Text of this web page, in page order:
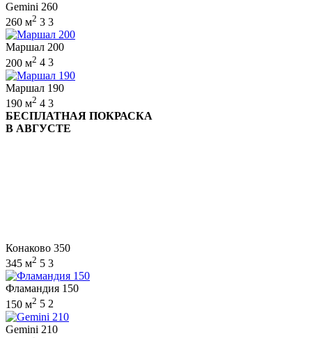
Gemini 260
260 м2 3 3
Маршал 200
200 м2 4 3
Маршал 190
190 м2 4 3
БЕСПЛАТНАЯ ПОКРАСКА
В АВГУСТЕ
Конаково 350
345 м2 5 3
Фламандия 150
150 м2 5 2
Gemini 210